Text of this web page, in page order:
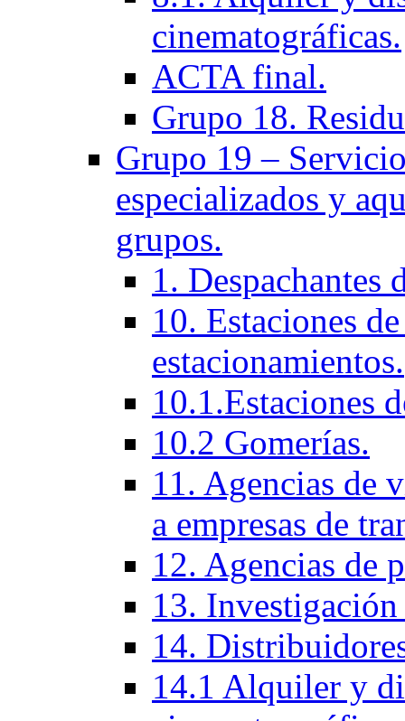
cinematográficas.
ACTA final.
Grupo 18.
Grupo 19 –
especializados y
grupos.
1. Despachantes
10. Estaciones
estacionamientos.
10.1.Estaciones
10.2 Gomerías.
11. Agencias de
a empresas de
12. Agencias de
13.
14.
14.1 Alquiler y